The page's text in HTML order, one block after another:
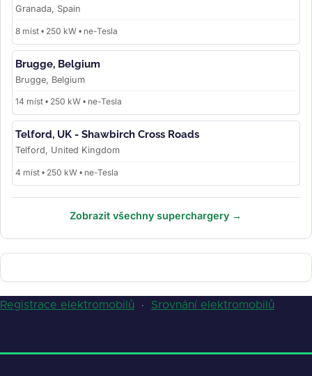
Granada, Spain
8 míst • 250 kW • ne-Tesla
Brugge, Belgium
Brugge, Belgium
14 míst • 250 kW • ne-Tesla
Telford, UK - Shawbirch Cross Roads
Telford, United Kingdom
4 míst • 250 kW • ne-Tesla
Zobrazit všechny superchargery →
Registrace elektromobilů · Srovnání elektromobilů